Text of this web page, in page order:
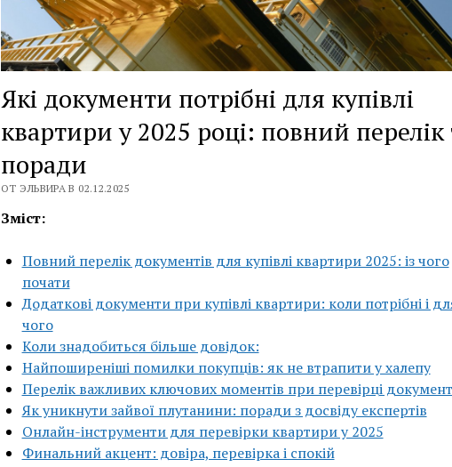
Які документи потрібні для купівлі
квартири у 2025 році: повний перелік
поради
ОТ ЭЛЬВИРА В 02.12.2025
Зміст:
Повний перелік документів для купівлі квартири 2025: із чого
почати
Додаткові документи при купівлі квартири: коли потрібні і
чого
Коли знадобиться більше довідок:
Найпоширеніші помилки покупців: як не втрапити у халепу
Перелік важливих ключових моментів при перевірці
Як уникнути зайвої плутанини: поради з досвіду експертів
Онлайн-інструменти для перевірки квартири у 2025
Финальний акцент: довіра, перевірка і спокій